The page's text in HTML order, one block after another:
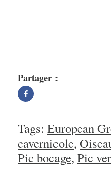
Partager :
Partager
sur
nouvelle
fenêtre)
Tags: European
cavernicole,
Pic bocage, Pic